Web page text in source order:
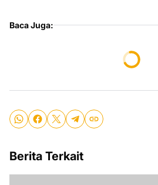
Baca Juga:
Berita Terkait